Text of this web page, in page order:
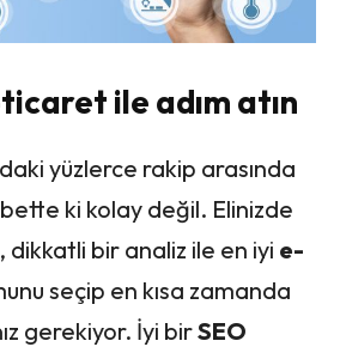
ile adım atın
yüzlerce rakip arasında
ki kolay değil. Elinizde
dikkatli bir analiz ile en iyi e-
seçip en kısa zamanda
gerekiyor. İyi birSEO